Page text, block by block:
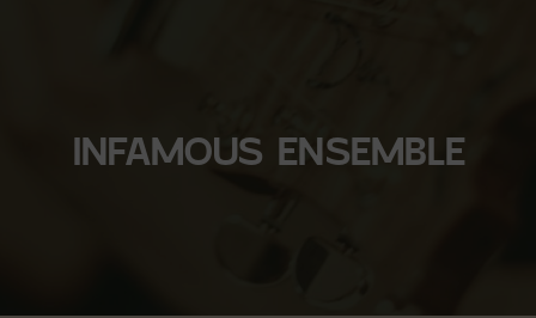
INFAMOUS ENSEMBLE